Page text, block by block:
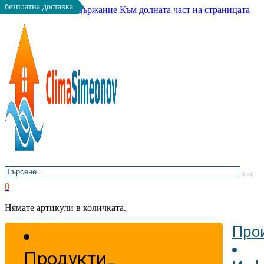
Към основното съдържание Към долната част на страницата
Търсене
0
Нямате артикули в количката.
Продукти
безплатна доставка